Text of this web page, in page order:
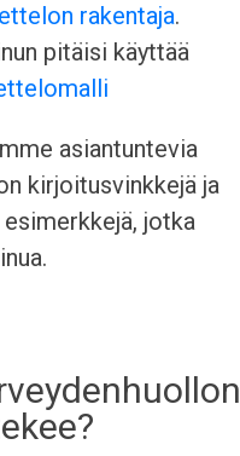
rakentaja.
pitäisi käyttää
asiantuntevia
kirjoitusvinkkejä ja
jotka